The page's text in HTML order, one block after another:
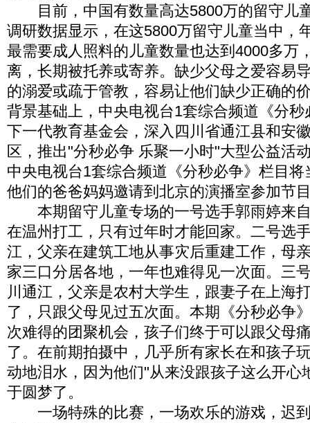
目前，中国有数量高达5800万的留守儿
调研数据显示，在这5800万留守儿童当中，
最需要成人照料的儿童数量也达到4000多万
离，长期被托养或寄养。缺少父母之爱容易
的溺爱或疏于管教，容易让他们缺少正确的
背景基础上，中央电视台1套综合频道《分
下一代教育基金会，深入四川省通江县和安
区，推出"分秒必争 乐聚一小时"大型公益活
中央电视台1套综合频道《分秒必争》栏目
他们的爸爸妈妈邀请到北京的演播室参加节
本期留守儿童专场的一号选手郭雨婷来
在温州打工，只有过年时才能回家。二号选
江，父亲在建筑工地从事灾后重建工作，母
家三口分居各地，一年也难得见一次面。三
川通江，父亲是农村大学生，跟妻子在上海
了，只跟父母见过五次面。本期《分秒必争
次难得的团聚机会，孩子们终于可以跟父母
了。在前期拍摄中，几乎所有家长在和孩子
动地泪水，因为他们"从来没跟孩子这么开心
于圆梦了。
一场特殊的比赛，一场欢乐的游戏，迟